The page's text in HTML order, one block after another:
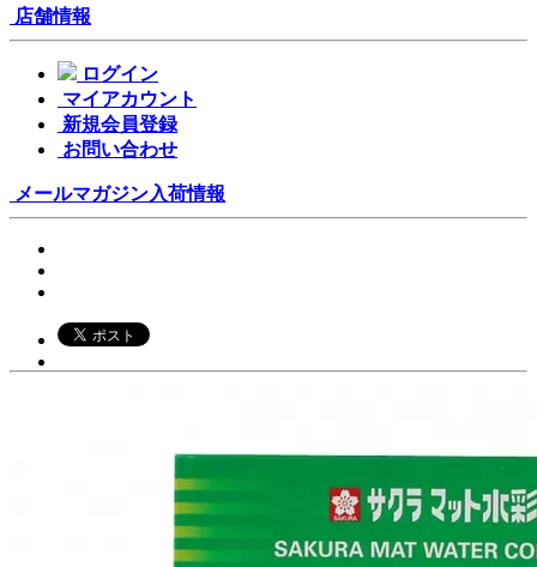
店舗情報
ログイン
マイアカウント
新規会員登録
お問い合わせ
メールマガジン入荷情報